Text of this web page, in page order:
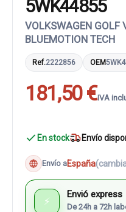
5WK44855
VOLKSWAGEN GOLF
BLUEMOTION TECH
Ref.2222856 OEM
181,50 €IVA
En stock Envío
Envío aEspaña
⚡
Envió express
De 24h a 72h